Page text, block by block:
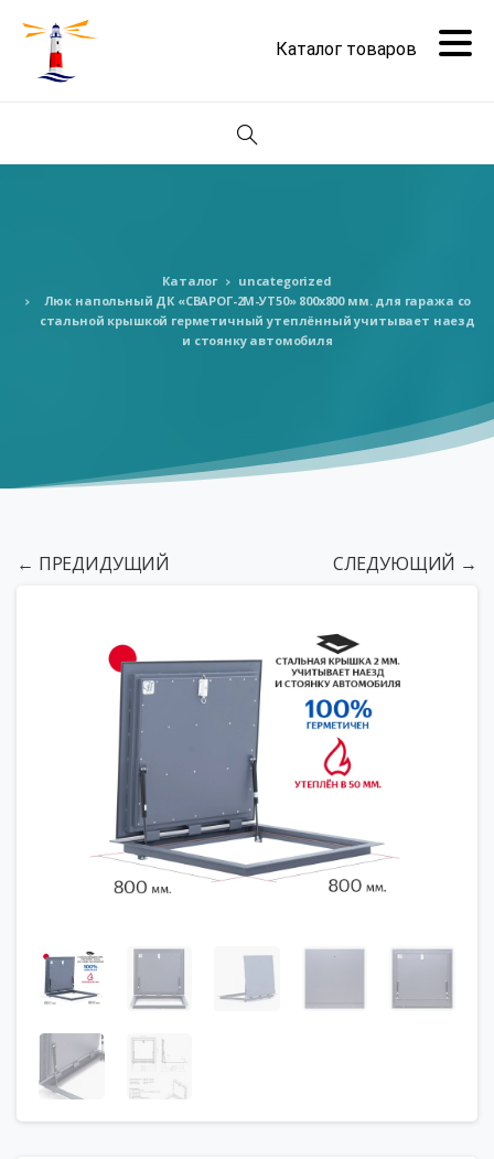
Поиск
Каталог
uncategorized
Люк напольный ДК «СВАРОГ-2М-УТ50» 800х800 мм. для гаража со
стальной крышкой герметичный утеплённый учитывает наезд
и стоянку автомобиля
← ПРЕДИДУЩИЙ СЛЕДУЮЩИЙ →